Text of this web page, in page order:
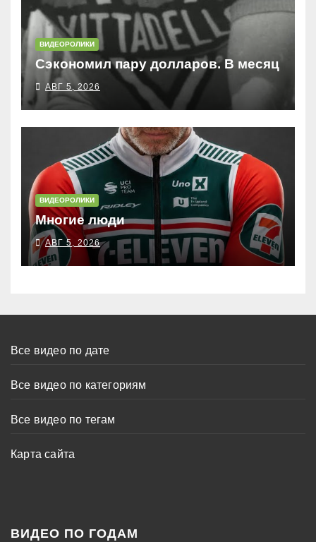
ВИДЕОРОЛИКИ
Сэкономил пару долларов. В месяц
АВГ 5, 2026
ВИДЕОРОЛИКИ
Многие люди
АВГ 5, 2026
Все видео по дате
Все видео по категориям
Все видео по тегам
Карта сайта
ВИДЕО ПО ГОДАМ